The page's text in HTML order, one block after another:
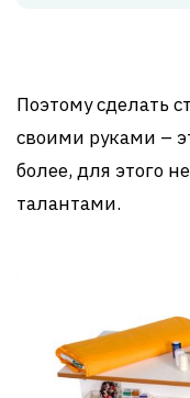
Поэтому сделать
своими руками –
более, для этого
талантами.